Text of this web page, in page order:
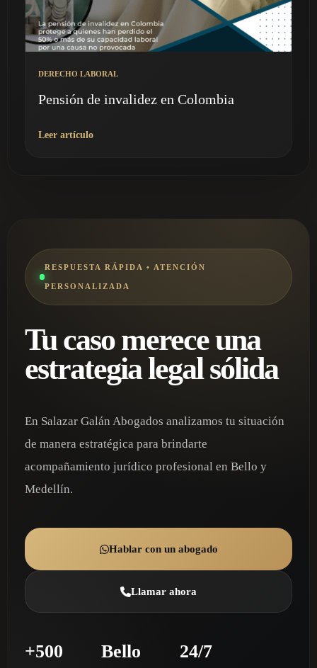
DERECHO LABORAL
Pensión de invalidez en Colombia
Leer artículo
RESPUESTA RÁPIDA • ATENCIÓN
PERSONALIZADA
Tu caso merece una
estrategia legal sólida
En Salazar Galán Abogados analizamos tu situación
de manera estratégica para brindarte
acompañamiento jurídico profesional en Bello y
Medellín.
Hablar con un abogado
Llamar ahora
+500 Bello 24/7